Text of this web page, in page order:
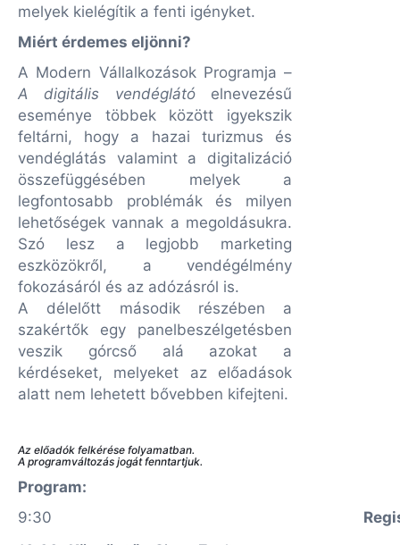
melyek kielégítik a fenti igényket.
Miért érdemes eljönni?
A Modern Vállalkozások Programja –
A digitális vendéglátóelnevezésű
eseménye többek között igyekszik
feltárni, hogy a hazai turizmus és
vendéglátás valamint a digitalizáció
összefüggésében melyek a
legfontosabb problémák és milyen
lehetőségek vannak a megoldásukra.
Szó lesz a legjobb marketing
eszközökről, a vendégélmény
fokozásáról és az adózásról is.
A délelőtt második részében a
szakértők egy panelbeszélgetésben
veszik górcső alá azokat a
kérdéseket, melyeket az előadások
alatt nem lehetett bővebben kifejteni.
Az előadók felkérése folyamatban.
A programváltozás jogát fenntartjuk.
Program:
9:30